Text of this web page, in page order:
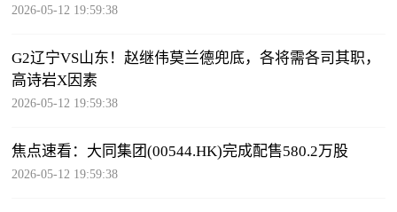
2026-05-12 19:59:38
G2辽宁VS山东！赵继伟莫兰德兜底，各将需各司其职，
高诗岩X因素
2026-05-12 19:59:38
焦点速看：大同集团(00544.HK)完成配售580.2万股
2026-05-12 19:59:38